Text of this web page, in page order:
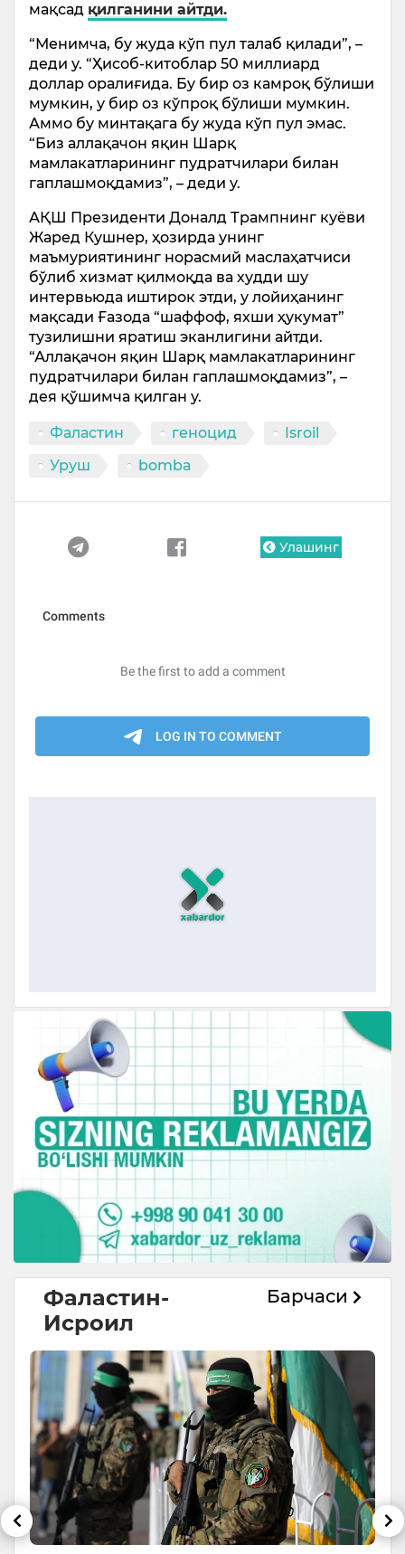
мақсад қилганини айтди.
“Менимча, бу жуда кўп пул талаб қилади”, –
деди у. “Ҳисоб-китоблар 50 миллиард
доллар оралиғида. Бу бир оз камроқ бўлиши
мумкин, у бир оз кўпроқ бўлиши мумкин.
Аммо бу минтақага бу жуда кўп пул эмас.
“Биз аллақачон яқин Шарқ
мамлакатларининг пудратчилари билан
гаплашмоқдамиз”, – деди у.
АҚШ Президенти Доналд Трампнинг куёви
Жаред Кушнер, ҳозирда унинг
маъмуриятининг норасмий маслаҳатчиси
бўлиб хизмат қилмоқда ва худди шу
интервьюда иштирок этди, у лойиҳанинг
мақсади Ғазода “шаффоф, яхши ҳукумат”
тузилишни яратиш эканлигини айтди.
“Аллақачон яқин Шарқ мамлакатларининг
пудратчилари билан гаплашмоқдамиз”, –
дея қўшимча қилган у.
Фаластин геноцид
Isroil
Уруш
bomba
Улашинг
Фаластин-
Исроил
Барчаси